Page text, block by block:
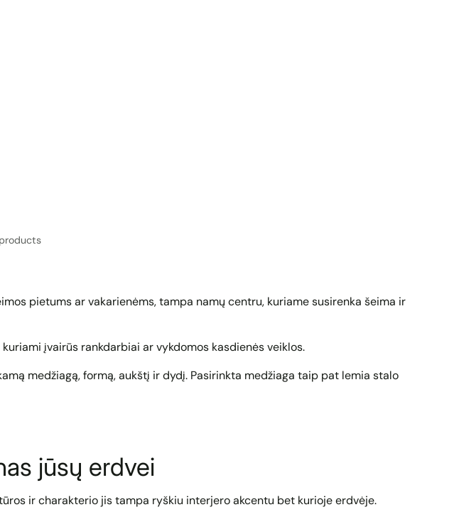
pietums ar vakarienėms, tampa namų centru, kuriame susirenka šeima ir
įvairūs rankdarbiai ar vykdomos kasdienės veiklos.
medžiagą, formą, aukštį ir dydį. Pasirinkta medžiaga taip pat lemia stalo
jūsų erdvei
ir charakterio jis tampa ryškiu interjero akcentu bet kurioje erdvėje.